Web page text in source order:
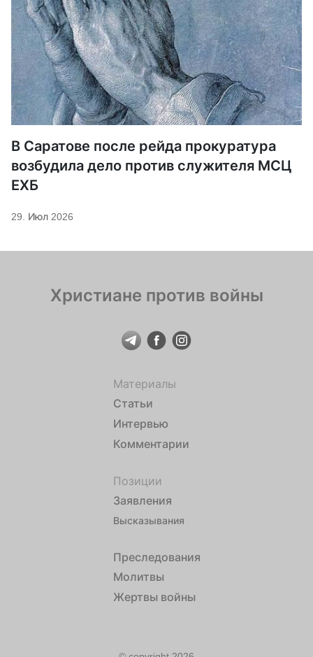
В Саратове после рейда прокуратура
возбудила дело против служителя МСЦ
ЕХБ
29. Июл 2026
Христиане против войны
Материалы
Статьи
Интервью
Комментарии
Позиции
Заявления
Высказывания
Преследования
Молитвы
Жертвы войны